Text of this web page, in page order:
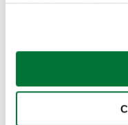
Si lo permite, también
Recopilar
Identificar su
Coches de segunda
Coches de km0